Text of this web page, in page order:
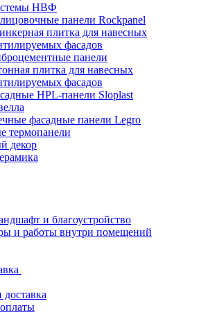
НВФ
панели Rockpanel
плитка для навесных
фасадов
панели
плитка для навесных
фасадов
HPL-панели Sloplast
фасадные панели Legro
термопанели
декор
и благоустройство
и работы внутри помещений